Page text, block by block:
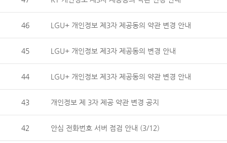
46 LGU+ 개인정보 제3자 제공동의 약관 변경 안내
45 LGU+ 개인정보 제3자 제공동의 변경 안내
44 LGU+ 개인정보 제3자 제공동의 약관 변경 안내
43 개인정보 제 3자 제공 약관 변경 공지
42 안심 전화번호 서버 점검 안내 (3/12)